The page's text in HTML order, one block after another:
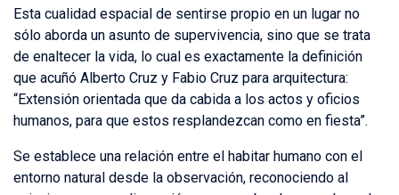
Esta cualidad espacial de sentirse propio en un lugar no
sólo aborda un asunto de supervivencia, sino que se trata
de enaltecer la vida, lo cual es exactamente la definición
que acuñó Alberto Cruz y Fabio Cruz para arquitectura:
“Extensión orientada que da cabida a los actos y oficios
humanos, para que estos resplandezcan como en fiesta”.
Se establece una relación entre el habitar humano con el
entorno natural desde la observación, reconociendo al